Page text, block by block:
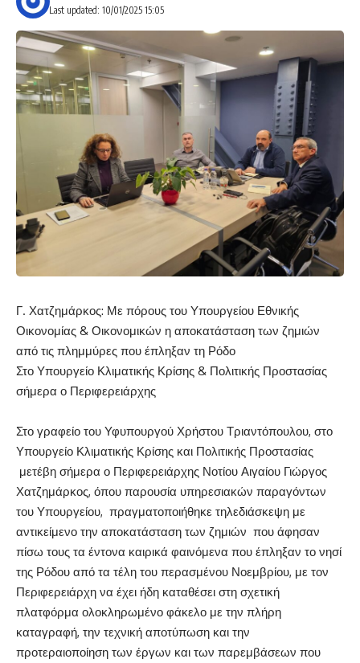
Last updated: 10/01/2025 15:05
Γ. Χατζημάρκος: Με πόρους του Υπουργείου Εθνικής
Οικονομίας & Οικονομικών η αποκατάσταση των ζημιών
από τις πλημμύρες που έπληξαν τη Ρόδο
Στο Υπουργείο Κλιματικής Κρίσης & Πολιτικής Προστασίας
σήμερα ο Περιφερειάρχης
Στο γραφείο του Υφυπουργού Χρήστου Τριαντόπουλου, στο
Υπουργείο Κλιματικής Κρίσης και Πολιτικής Προστασίας
μετέβη σήμερα ο Περιφερειάρχης Νοτίου Αιγαίου Γιώργος
Χατζημάρκος, όπου παρουσία υπηρεσιακών παραγόντων
του Υπουργείου, πραγματοποιήθηκε τηλεδιάσκεψη με
αντικείμενο την αποκατάσταση των ζημιών που άφησαν
πίσω τους τα έντονα καιρικά φαινόμενα που έπληξαν το νησί
της Ρόδου από τα τέλη του περασμένου Νοεμβρίου, με τον
Περιφερειάρχη να έχει ήδη καταθέσει στη σχετική
πλατφόρμα ολοκληρωμένο φάκελο με την πλήρη
καταγραφή, την τεχνική αποτύπωση και την
προτεραιοποίηση των έργων και των παρεμβάσεων που